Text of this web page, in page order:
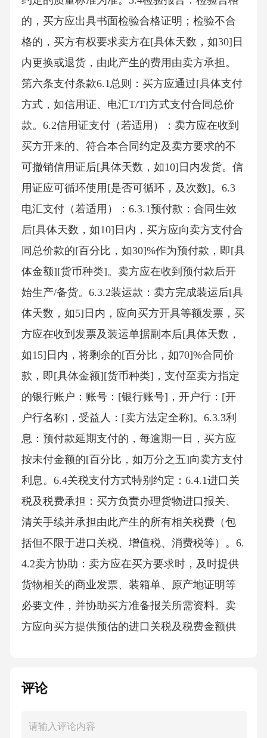
的，买方应出具书面检验合格证明；检验不合
格的，买方有权要求卖方在[具体天数，如30]日
内更换或退货，由此产生的费用由卖方承担。
第六条支付条款6.1总则：买方应通过[具体支付
方式，如信用证、电汇T/T]方式支付合同总价
款。6.2信用证支付（若适用）：卖方应在收到
买方开来的、符合本合同约定及卖方要求的不
可撤销信用证后[具体天数，如10]日内发货。信
用证应可循环使用[是否可循环，及次数]。6.3
电汇支付（若适用）：6.3.1预付款：合同生效
后[具体天数，如10]日内，买方应向卖方支付合
同总价款的[百分比，如30]%作为预付款，即[具
体金额][货币种类]。卖方应在收到预付款后开
始生产/备货。6.3.2装运款：卖方完成装运后[具
体天数，如5]日内，应向买方开具等额发票，买
方应在收到发票及装运单据副本后[具体天数，
如15]日内，将剩余的[百分比，如70]%合同价
款，即[具体金额][货币种类]，支付至卖方指定
的银行账户：账号：[银行账号]，开户行：[开
户行名称]，受益人：[卖方法定全称]。6.3.3利
息：预付款延期支付的，每逾期一日，买方应
按未付金额的[百分比，如万分之五]向卖方支付
利息。6.4关税支付方式特别约定：6.4.1进口关
税及税费承担：买方负责办理货物进口报关、
清关手续并承担由此产生的所有相关税费（包
括但不限于进口关税、增值税、消费税等）。6.
4.2卖方协助：卖方应在买方要求时，及时提供
货物相关的商业发票、装箱单、原产地证明等
必要文件，并协助买方准备报关所需资料。卖
方应向买方提供预估的进口关税及税费金额供
税及税费。在买方完成税款缴纳并取得海关放
因履行本合同而垫付的、经双方确认的关税及
评论